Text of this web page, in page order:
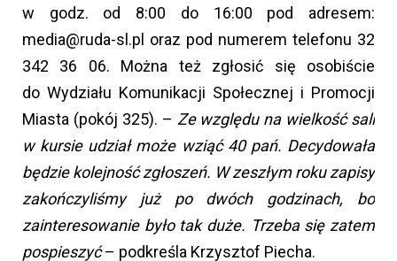
w godz. od 8:00 do 16:00 pod adresem:
media@ruda-sl.pl oraz pod numerem telefonu 32
342 36 06. Można też zgłosić się osobiście
do Wydziału Komunikacji Społecznej i Promocji
Miasta (pokój 325). – Ze względu na wielkość sali
w kursie udział może wziąć 40 pań. Decydowała
będzie kolejność zgłoszeń. W zeszłym roku zapisy
zakończyliśmy już po dwóch godzinach, bo
zainteresowanie było tak duże. Trzeba się zatem
pospieszyć– podkreśla Krzysztof Piecha.